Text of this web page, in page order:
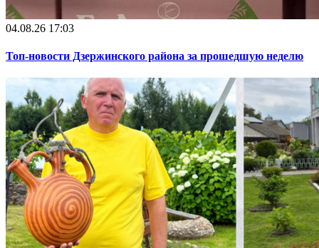
04.08.26 17:03
Топ-новости Дзержинского района за прошедшую неделю